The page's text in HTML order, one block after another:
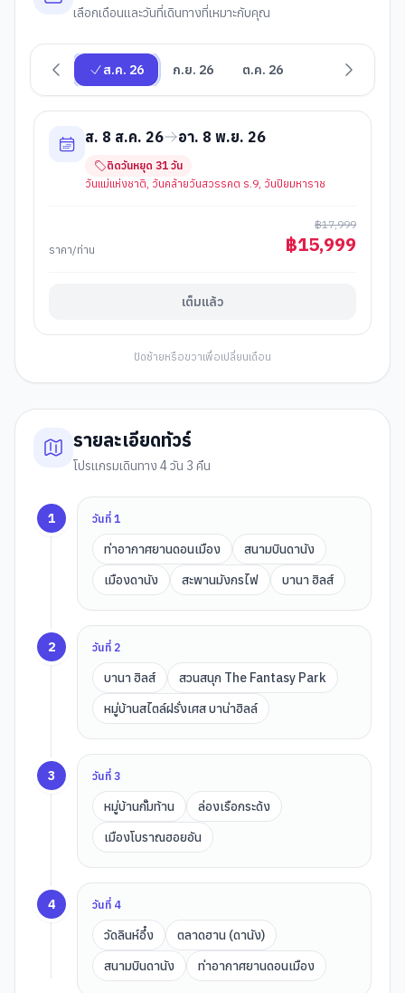
เลือกเดือนและวันที่เดินทางที่เหมาะกับคุณ
ส.ค. 26 ก.ย. 26 ต.ค. 26
ส. 8 ส.ค. 26 อา. 8 พ.ย. 26
ติดวันหยุด 31 วัน
วันแม่แห่งชาติ, วันคล้ายวันสวรรคต ร.9, วันปิยมหาราช
ราคา/ท่าน
฿17,999
฿15,999
เต็มแล้ว
ปัดซ้ายหรือขวาเพื่อเปลี่ยนเดือน
รายละเอียดทัวร์
โปรแกรมเดินทาง 4 วัน 3 คืน
1 วันที่1
ท่าอากาศยานดอนเมือง
สนามบินดานัง
เมืองดานัง
สะพานมังกรไฟ บานา ฮิลส์
2 วันที่ 2
บานา ฮิลส์
สวนสนุก The Fantasy Park
หมู่บ้านสไตล์ฝรั่งเศส บาน่าฮิลล์
3 วันที่3
หมู่บ้านกั๊มท้าน
ล่องเรือกระด้ง
เมืองโบราณฮอยอัน
4 วันที่ 4
วัดลินห์อึ๋ง
ตลาดฮาน (ดานัง)
สนามบินดานัง
ท่าอากาศยานดอนเมือง